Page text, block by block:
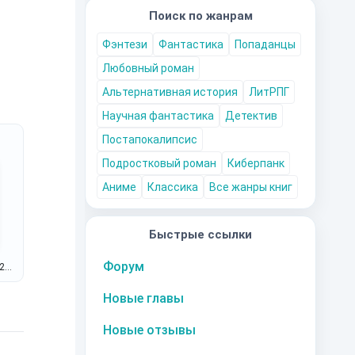
Поиск по жанрам
Фэнтези Фантастика
Попаданцы
Любовный роман
Альтернативная история
ЛитРПГ
Научная фантастика
Детектив
Постапокалипсис
Подростковый роман
Киберпанк
Аниме
Классика Все жанры книг
Быстрые ссылки
Форум
Новые главы
Новые отзывы